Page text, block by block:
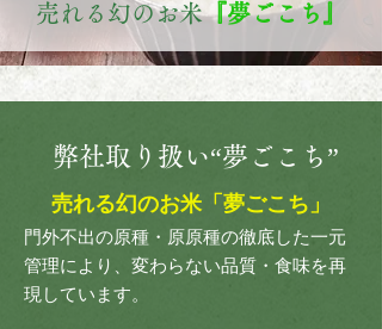
​売れる幻のお米『夢ごこち』
弊社取り扱い“​夢ごこち”
売れる幻のお米「夢ごこち」
​門外不出の原種・原原種の徹底した一元
管理により、変わらない品質・食味を再
現​しています。